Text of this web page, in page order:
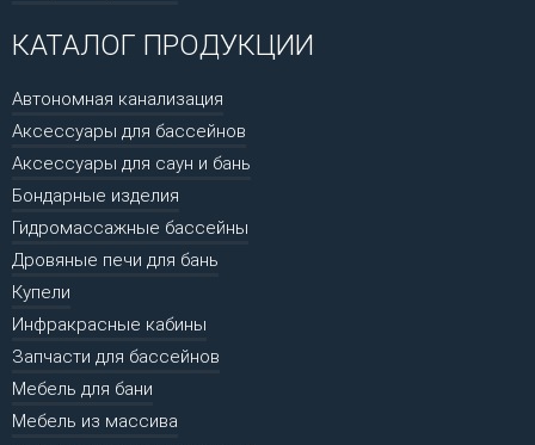
КАТАЛОГ ПРОДУКЦИИ
Автономная канализация
Аксессуары для бассейнов
Аксессуары для саун и бань
Бондарные изделия
Гидромассажные бассейны
Дровяные печи для бань
Купели
Инфракрасные кабины
Запчасти для бассейнов
Мебель для бани
Мебель из массива